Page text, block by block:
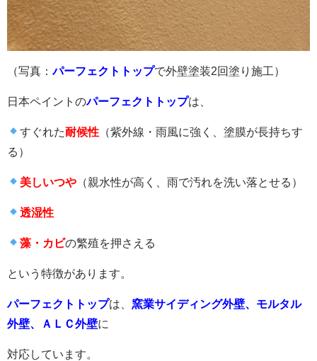
（写真：パーフェクトトップで外壁塗装2回塗り施工）
日本ペイントのパーフェクトトップは、
すぐれた耐候性 （紫外線・雨風に強く、塗膜が長持ちす
る）
美しいつや （親水性が高く、雨で汚れを洗い落とせる）
透湿性
藻・カビの繁殖を押さえる
という特徴があります。
パーフェクトトップは、 窯業サイディング外壁、モルタル
外壁、ＡＬＣ外壁に
対応しています。